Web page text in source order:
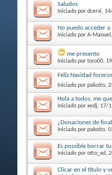
Saludos
Iniciado por dcervi,
No puedo acceder a
Iniciado por A-Manuel
me presento
Iniciado por toro00,
Feliz Navidad
Iniciado por pakoito,
Hola a todos, me
Iniciado por xedj, 17/
¿Donaciones de
Iniciado por pakoito,
Es possible borrar
Iniciado por otto_xd,
Clicar en el título y